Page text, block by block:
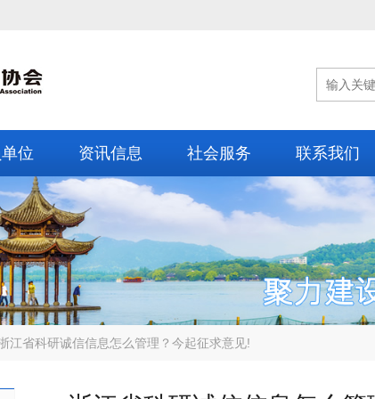
位 资讯信息 社会服务 联系我们
江省科研诚信信息怎么管理？今起征求意见!